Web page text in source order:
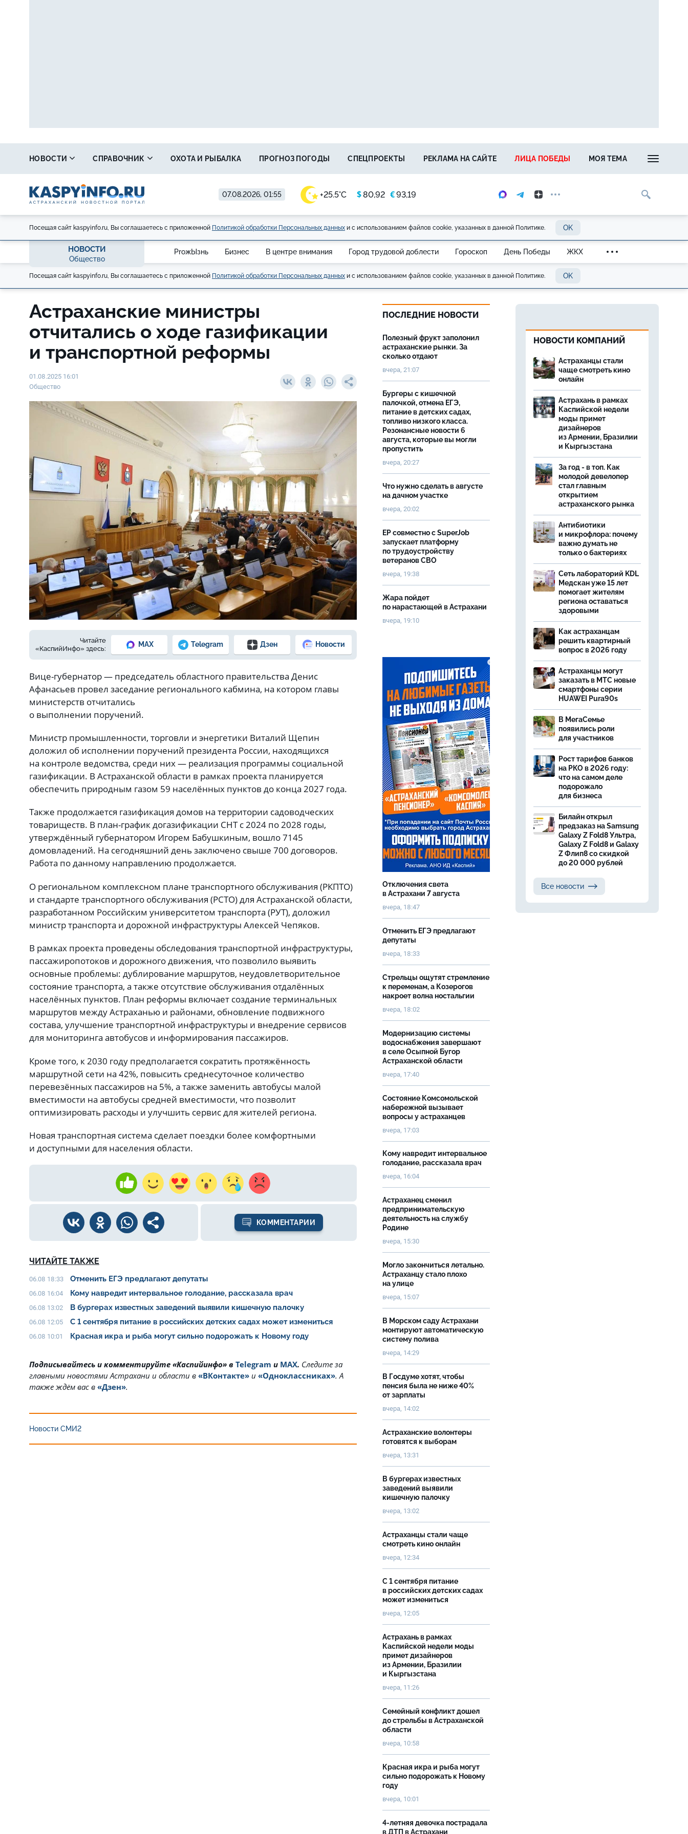
07.08.2026, 01:55 +25.5°C $80,92 €93,19
НОВОСТИ СПРАВОЧНИК ОХОТА И РЫБАЛКА ПРОГНОЗ ПОГОДЫ СПЕЦПРОЕКТЫ РЕКЛАМА НА САЙТЕ ЛИЦА ПОБЕДЫ МОЯ ТЕМА
Посещая сайт kaspyinfo.ru, Вы соглашаетесь с приложенной Политикой обработки Персональных данных и с использованием файлов cookie, указанных в данной Политике. OK
НОВОСТИ
Общество
ProжЫзнь Бизнес В центре внимания Город трудовой доблести Гороскоп День Победы ЖКХ
Посещая сайт kaspyinfo.ru, Вы соглашаетесь с приложенной Политикой обработки Персональных данных и с использованием файлов cookie, указанных в данной Политике. OK
Астраханские министры
отчитались о ходе газификации
и транспортной реформы
01.08.2025 16:01
Общество
Читайте
«КаспийИнфо» здесь:
MAX Telegram Дзен Новости
Вице-губернатор — председатель областного правительства Денис
Афанасьев провел заседание регионального кабмина, на котором главы
министерств отчитались
о выполнении поручений.
Министр промышленности, торговли и энергетики Виталий Щепин
доложил об исполнении поручений президента России, находящихся
на контроле ведомства, среди них — реализация программы социальной
газификации. В Астраханской области в рамках проекта планируется
обеспечить природным газом 59 населённых пунктов до конца 2027 года.
Также продолжается газификация домов на территории садоводческих
товариществ. В план-график догазификации СНТ с 2024 по 2028 годы,
утверждённый губернатором Игорем Бабушкиным, вошло 7145
домовладений. На сегодняшний день заключено свыше 700 договоров.
Работа по данному направлению продолжается.
О региональном комплексном плане транспортного обслуживания (РКПТО)
и стандарте транспортного обслуживания (РСТО) для Астраханской области,
разработанном Российским университетом транспорта (РУТ), доложил
министр транспорта и дорожной инфраструктуры Алексей Чепяков.
В рамках проекта проведены обследования транспортной инфраструктуры,
пассажиропотоков и дорожного движения, что позволило выявить
основные проблемы: дублирование маршрутов, неудовлетворительное
состояние транспорта, а также отсутствие обслуживания отдалённых
населённых пунктов. План реформы включает создание терминальных
маршрутов между Астраханью и районами, обновление подвижного
состава, улучшение транспортной инфраструктуры и внедрение сервисов
для мониторинга автобусов и информирования пассажиров.
Кроме того, к 2030 году предполагается сократить протяжённость
маршрутной сети на 42%, повысить среднесуточное количество
перевезённых пассажиров на 5%, а также заменить автобусы малой
вместимости на автобусы средней вместимости, что позволит
оптимизировать расходы и улучшить сервис для жителей региона.
Новая транспортная система сделает поездки более комфортными
и доступными для населения области.
КОММЕНТАРИИ
ЧИТАЙТЕ ТАКЖЕ
06.08 18:33 Отменить ЕГЭ предлагают депутаты
06.08 16:04 Кому навредит интервальное голодание, рассказала врач
06.08 13:02 В бургерах известных заведений выявили кишечную палочку
06.08 12:05 С 1 сентября питание в российских детских садах может измениться
06.08 10:01 Красная икра и рыба могут сильно подорожать к Новому году
Подписывайтесь и комментируйте «Каспийинфо» в Telegram и MAX. Cледите за
главными новостями Астрахани и области в «ВКонтакте» и «Одноклассниках». А
также ждём вас в «Дзен».
Новости СМИ2
ПОСЛЕДНИЕ НОВОСТИ
Полезный фрукт заполонил
астраханские рынки. За
сколько отдают
вчера, 21:07
Бургеры с кишечной
палочкой, отмена ЕГЭ,
питание в детских садах,
топливо низкого класса.
Резонансные новости 6
августа, которые вы могли
пропустить
вчера, 20:27
Что нужно сделать в августе
на дачном участке
вчера, 20:02
ЕР совместно с SuperJob
запускает платформу
по трудоустройству
ветеранов СВО
вчера, 19:38
Жара пойдет
по нарастающей в Астрахани
вчера, 19:10
Отключения света
в Астрахани 7 августа
вчера, 18:47
Отменить ЕГЭ предлагают
депутаты
вчера, 18:33
Стрельцы ощутят стремление
к переменам, а Козерогов
накроет волна ностальгии
вчера, 18:02
Модернизацию системы
водоснабжения завершают
в селе Осыпной Бугор
Астраханской области
вчера, 17:40
Состояние Комсомольской
набережной вызывает
вопросы у астраханцев
вчера, 17:03
Кому навредит интервальное
голодание, рассказала врач
вчера, 16:04
Астраханец сменил
предпринимательскую
деятельность на службу
Родине
вчера, 15:30
Могло закончиться летально.
Астраханцу стало плохо
на улице
вчера, 15:07
В Морском саду Астрахани
монтируют автоматическую
систему полива
вчера, 14:29
В Госдуме хотят, чтобы
пенсия была не ниже 40%
от зарплаты
вчера, 14:02
Астраханские волонтеры
готовятся к выборам
вчера, 13:31
В бургерах известных
заведений выявили
кишечную палочку
вчера, 13:02
Астраханцы стали чаще
смотреть кино онлайн
вчера, 12:34
С 1 сентября питание
в российских детских садах
может измениться
вчера, 12:05
Астрахань в рамках
Каспийской недели моды
примет дизайнеров
из Армении, Бразилии
и Кыргызстана
вчера, 11:26
Семейный конфликт дошел
до стрельбы в Астраханской
области
вчера, 10:58
Красная икра и рыба могут
сильно подорожать к Новому
году
вчера, 10:01
4-летняя девочка пострадала
в ДТП в Астрахани
НОВОСТИ КОМПАНИЙ
Астраханцы стали
чаще смотреть кино
онлайн
Астрахань в рамках
Каспийской недели
моды примет
дизайнеров
из Армении, Бразилии
и Кыргызстана
За год - в топ. Как
молодой девелопер
стал главным
открытием
астраханского рынка
Антибиотики
и микрофлора: почему
важно думать не
только о бактериях
Сеть лабораторий KDL
Медскан уже 15 лет
помогает жителям
региона оставаться
здоровыми
Как астраханцам
решить квартирный
вопрос в 2026 году
Астраханцы могут
заказать в МТС новые
смартфоны серии
HUAWEI Pura90s
В МегаСемье
появились роли
для участников
Рост тарифов банков
на РКО в 2026 году:
что на самом деле
подорожало
для бизнеса
Билайн открыл
предзаказ на Samsung
Galaxy Z Fold8 Ультра,
Galaxy Z Fold8 и Galaxy
Z Флип8 со скидкой
до 20 000 рублей
Все новости